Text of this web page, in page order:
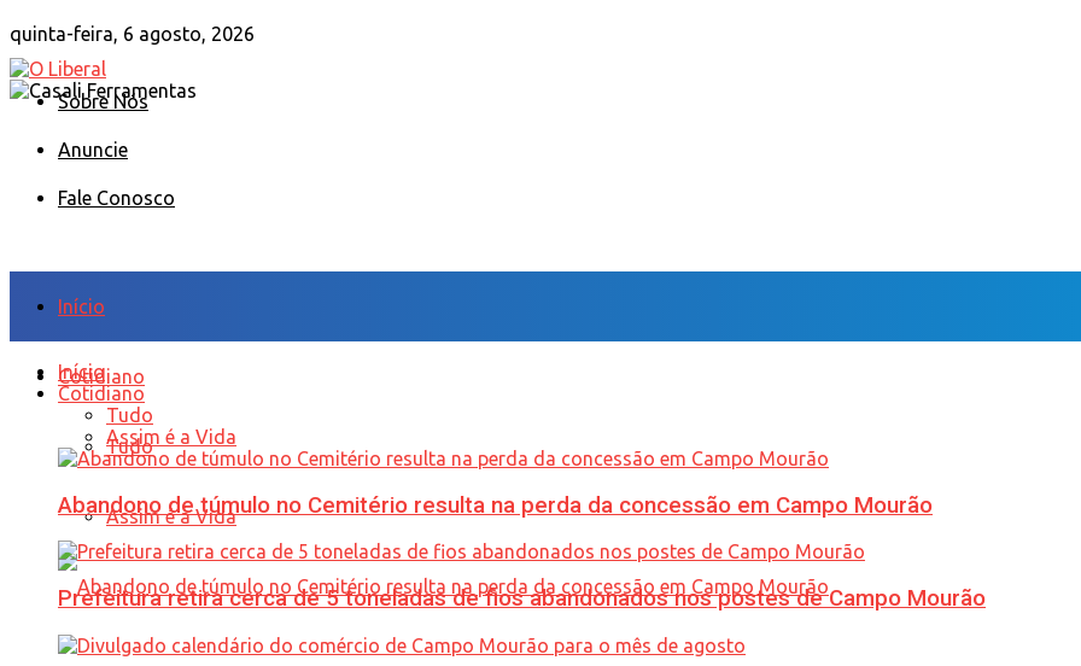
quinta-feira, 6 agosto, 2026
Sobre Nós
Anuncie
Fale Conosco
Início
Cotidiano
Tudo
Assim é a Vida
Início
Cotidiano
Tudo
Assim é a Vida
Abandono de túmulo no Cemitério resulta na perda da concessão em Campo Mourão
Prefeitura retira cerca de 5 toneladas de fios abandonados nos postes de Campo Mourão